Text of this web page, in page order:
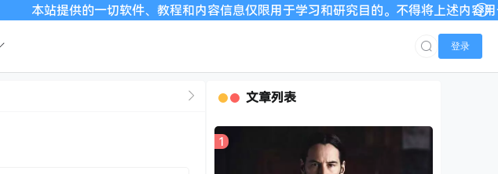
本站提供的一切软件、教程和内容信息仅限用于学习和研究目的。不得将上述内容用于
登录
文章列表
1